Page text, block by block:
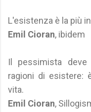
L'esistenza è la più
Emil Cioran, ibidem
Il pessimista deve
ragioni di esistere:
vita.
Emil Cioran,